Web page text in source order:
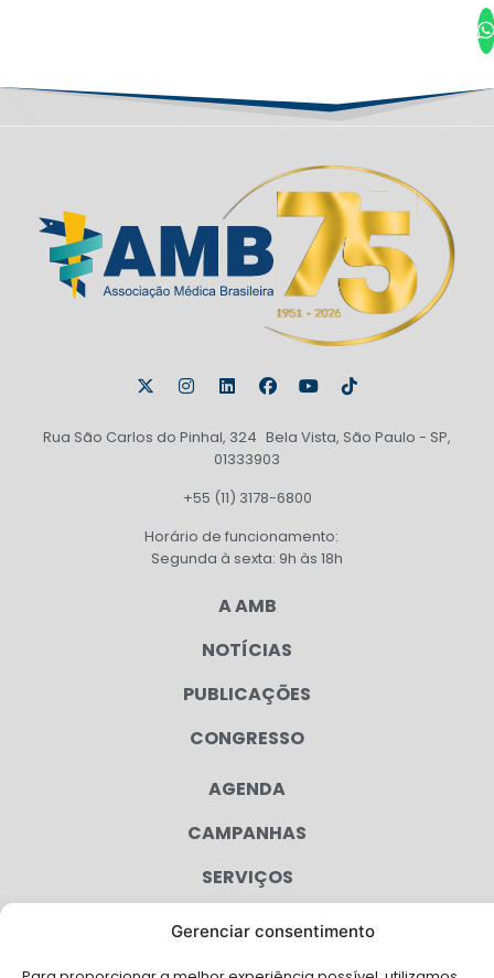
Gerenciar consentimento
Rua São Carlos do Pinhal, 324 Bela Vista, São Paulo - SP,
01333903
+55 (11) 3178-6800
Horário de funcionamento:
Segunda à sexta: 9h às 18h
A AMB
NOTÍCIAS
PUBLICAÇÕES
CONGRESSO
AGENDA
CAMPANHAS
SERVIÇOS
FILIADAS
FALE CONOSCO